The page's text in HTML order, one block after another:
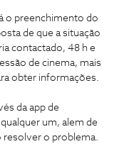
o preenchimento do
de que a situação
contactado, 48 h e
de cinema, mais
obter informações.
da app de
um, alem de
resolver o problema.